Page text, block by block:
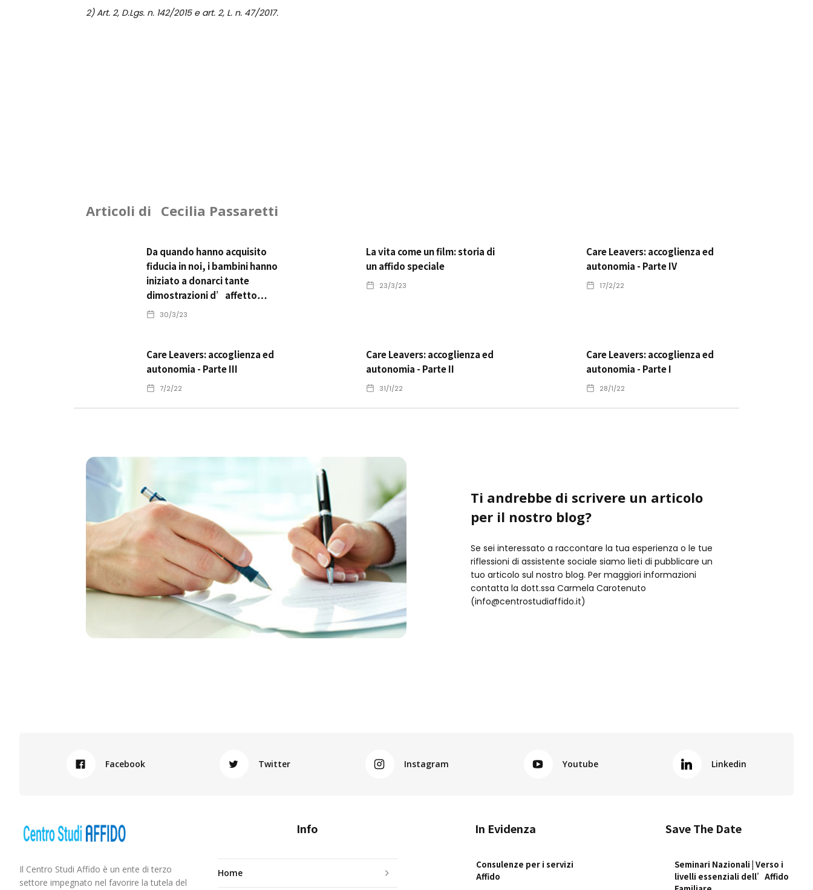
2) Art. 2, D.Lgs. n. 142/2015 e art. 2, L. n. 47/2017.
Articoli di Cecilia Passaretti
Da quando hanno acquisito
fiducia in noi, i bambini hanno
iniziato a donarci tante
dimostrazioni d’affetto…
30/3/23
La vita come un film: storia di
un affido speciale
23/3/23
Care Leavers: accoglienza ed
autonomia - Parte IV
17/2/22
Care Leavers: accoglienza ed
autonomia - Parte III
7/2/22
Care Leavers: accoglienza ed
autonomia - Parte II
31/1/22
Care Leavers: accoglienza ed
autonomia - Parte I
28/1/22
Ti andrebbe di scrivere un articolo
per il nostro blog?
Se sei interessato a raccontare la tua esperienza o le tue
riflessioni di assistente sociale siamo lieti di pubblicare un
tuo articolo sul nostro blog. Per maggiori informazioni
contatta la dott.ssa Carmela Carotenuto
(info@centrostudiaffido.it)
Facebook Twitter Instagram Youtube Linkedin
Il Centro Studi Affido è un ente di terzo
settore impegnato nel favorire la tutela del
Info
Home
In Evidenza
Consulenze per i servizi
Affido
Save The Date
Seminari Nazionali | Verso i
livelli essenziali dell’Affido